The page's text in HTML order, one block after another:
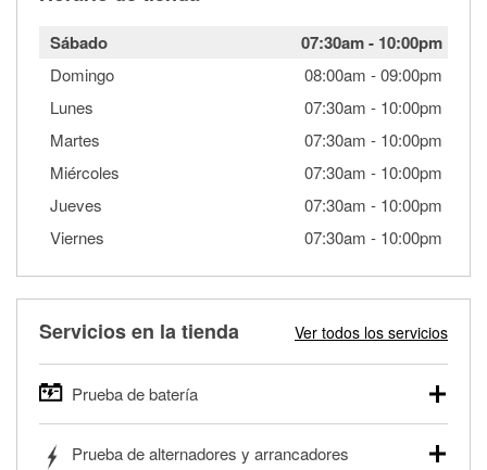
Sábado 07:30am- 10:00pm
Domingo 08:00am -09:00pm
Lunes
07:30am - 10:00pm
Martes
07:30am - 10:00pm
Miércoles
07:30am - 10:00pm
Jueves
07:30am - 10:00pm
Viernes
07:30am - 10:00pm
Servicios en la tienda Ver todos los servicios
Prueba de batería
autos, camionetas, SUVs, vehículos comerciales y
Prueba de alternadores y arrancadores